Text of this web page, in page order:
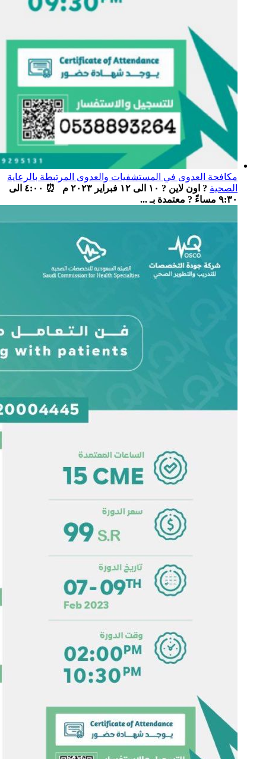
مكافحة العدوى في المستشفيات والعدوى المرتبطة بالرعاية
الصحية
? اون لاين ? ١٠ الى ١٢ فبراير ٢٠٢٣ م ⏰ ٤:٠٠ الى
٩:٣٠ مساءً ? معتمدة بـ ...